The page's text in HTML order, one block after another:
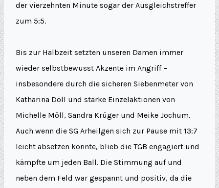
der vierzehnten Minute sogar der Ausgleichstreffer
zum 5:5.
Bis zur Halbzeit setzten unseren Damen immer
wieder selbstbewusst Akzente im Angriff –
insbesondere durch die sicheren Siebenmeter von
Katharina Döll und starke Einzelaktionen von
Michelle Möll, Sandra Krüger und Meike Jochum.
Auch wenn die SG Arheilgen sich zur Pause mit 13:7
leicht absetzen konnte, blieb die TGB engagiert und
kämpfte um jeden Ball. Die Stimmung auf und
neben dem Feld war gespannt und positiv, da die